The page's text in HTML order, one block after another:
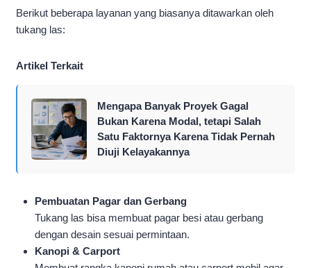
Berikut beberapa layanan yang biasanya ditawarkan oleh
tukang las:
Artikel Terkait
Mengapa Banyak Proyek Gagal
Bukan Karena Modal, tetapi Salah
Satu Faktornya Karena Tidak Pernah
Diuji Kelayakannya
Pembuatan Pagar dan Gerbang
Tukang las bisa membuat pagar besi atau gerbang
dengan desain sesuai permintaan.
Kanopi & Carport